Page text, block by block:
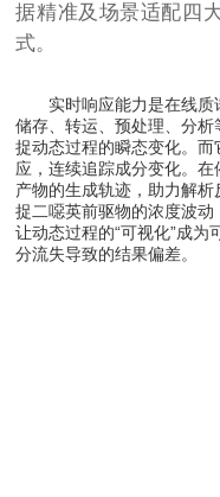
据精准及场景适配四
式。
实时响应能力是在线质
储存、转运、预处理、分
捉动态过程的瞬态变化。
应，连续追踪成分变化。
产物的生成轨迹，助力解
捉二噁英前驱物的浓度波
让动态过程的“可视化”成
分流失导致的结果偏差。